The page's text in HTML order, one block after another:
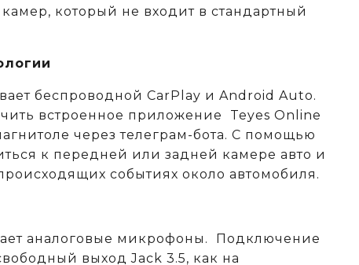
который не входит в стандартный
беспроводной CarPlay и Android Auto.
встроенное приложение Teyes Online
через телеграм-бота. С помощью
к передней или задней камере авто и
событиях около автомобиля.
аналоговые микрофоны. Подключение
выход Jack 3.5, как на